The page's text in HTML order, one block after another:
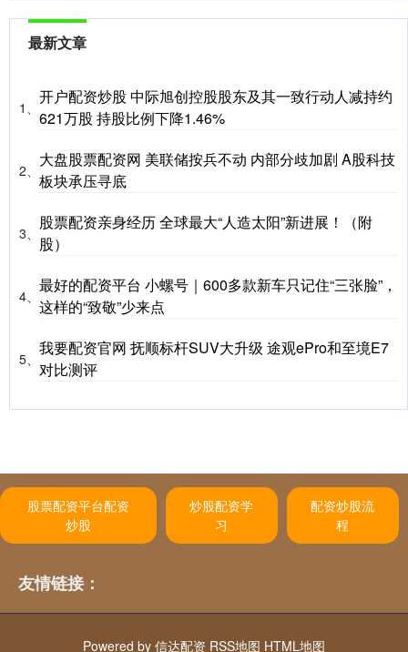
最新文章
1、
开户配资炒股 中际旭创控股股东及其一致行动人减持约
621万股 持股比例下降1.46%
2、
大盘股票配资网 美联储按兵不动 内部分歧加剧 A股科技
板块承压寻底
3、
股票配资亲身经历 全球最大“人造太阳”新进展！（附
股）
4、
最好的配资平台 小螺号｜600多款新车只记住“三张脸”，
这样的“致敬”少来点
5、
我要配资官网 抚顺标杆SUV大升级 途观ePro和至境E7
对比测评
股票配资平台配资
炒股
炒股配资学
习
配资炒股流
程
友情链接：
Powered by 信达配资 RSS地图 HTML地图